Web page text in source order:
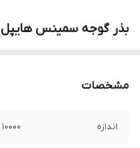
بذر گوجه سمینس هایپل ۳۰۳
مشخصات
اندازه ۱۰۰۰۰ عددی